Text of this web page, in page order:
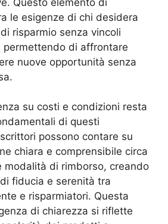
le esigenze di chi desidera
risparmio senza vincoli
permettendo di affrontare
nuove opportunità senza
su costi e condizioni resta
di questi
possono contare su
chiara e comprensibile circa
modalità di rimborso, creando
fiducia e serenità tra
e risparmiatori. Questa
di chiarezza si riflette